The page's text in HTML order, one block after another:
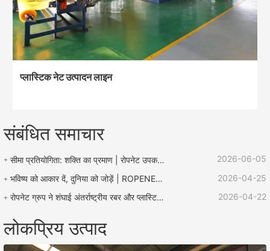
प्लास्टिक नेट उत्पादन लाइन
संबंधित समाचार
सीमा प्रतियोगिता: शक्ति का प्रमाण | रोपनेट उपकरण "लू झेन बचाव कप" रस्सी प्रतियोगिता का समर्थन करता है
2026-06-05
भविष्य को आकार दें, दुनिया को जोड़ें | ROPENET 2026 अंतर्राष्ट्रीय प्लास्टिक और रबर प्रदर्शनी का समापन हुआ!
2026-04-25
रोपनेट ग्रुप ने शंघाई अंतर्राष्ट्रीय रबर और प्लास्टिक प्रदर्शनी में उत्कृष्ट प्रदर्शन किया और वैश्विक कारोबार विस्तार के लिए कई अवसरों के साथ लौटा।
2026-04-22
लोकप्रिय उत्पाद